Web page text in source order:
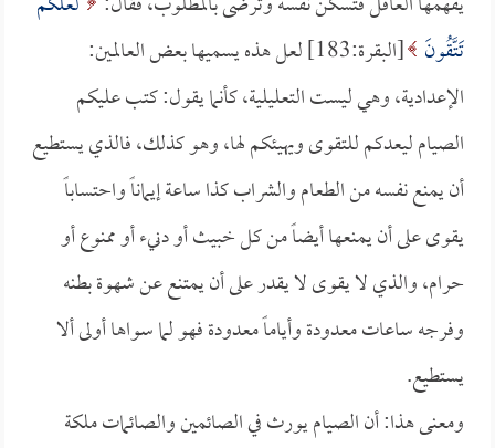
تَتَّقُونَ
[البقرة:183] لعل هذه يسميها بعض العالمين:
الإعدادية، وهي ليست التعليلية، كأنما يقول: كتب عليكم
الصيام ليعدكم للتقوى ويهيئكم لها، وهو كذلك، فالذي يستطيع
أن يمنع نفسه من الطعام والشراب كذا ساعة إيماناً واحتساباً
يقوى على أن يمنعها أيضاً من كل خبيث أو دنيء أو ممنوع أو
حرام، والذي لا يقوى لا يقدر على أن يمتنع عن شهوة بطنه
وفرجه ساعات معدودة وأياماً معدودة فهو لما سواها أولى ألا
يستطيع.
ومعنى هذا: أن الصيام يورث في الصائمين والصائمات ملكة